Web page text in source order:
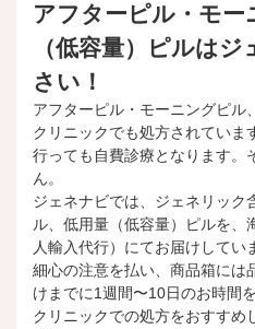
アフターピル・モー
（低容量）ピルは
さい！
アフターピル・モーニングピル
クリニックでも処方されていま
行っても自費診療となります。
ん。
ジェネナビでは、ジェネリック
ル、低用量（低容量）ピルを、
人輸入代行）にてお届けしてい
細心の注意を払い、商品箱には
けまでに1週間〜10日のお時間
クリニックでの処方をおすすめ